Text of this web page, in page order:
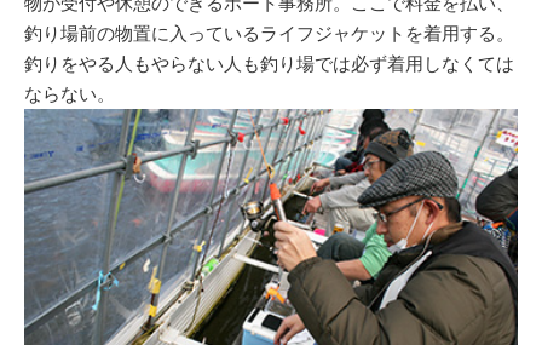
釣り場前の物置に入っているライフジャケットを着用する。
釣りをやる人もやらない人も釣り場では必ず着用しなくては
ならない。